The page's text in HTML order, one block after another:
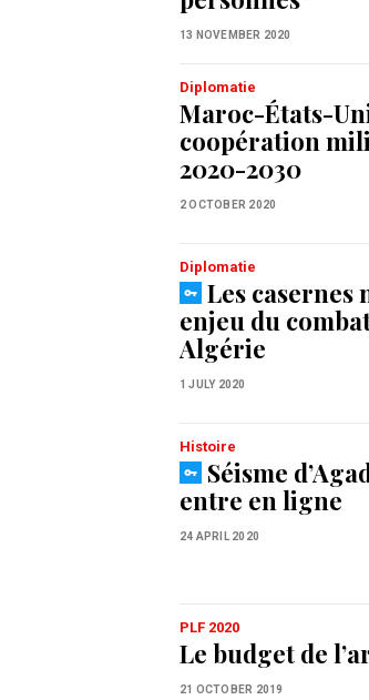
13 NOVEMBER 2020
Diplomatie
Maroc-États-
coopération
2020-2030
2 OCTOBER 2020
Diplomatie
Les
enjeu du
Algérie
1 JULY 2020
Histoire
Séisme
entre en ligne
24 APRIL 2020
PLF 2020
Le budget de
21 OCTOBER 2019